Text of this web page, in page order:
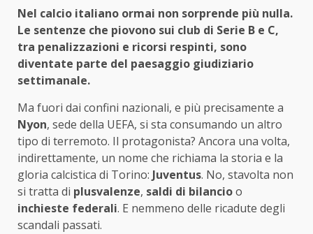
Nel calcio italiano ormai non sorprende più nulla.
Le sentenze che piovono sui club di Serie B e C,
tra penalizzazioni e ricorsi respinti, sono
diventate parte del paesaggio giudiziario
settimanale.
Ma fuori dai confini nazionali, e più precisamente a
Nyon, sede della UEFA, si sta consumando un altro
tipo di terremoto. Il protagonista? Ancora una volta,
indirettamente, un nome che richiama la storia e la
gloria calcistica di Torino: Juventus. No, stavolta non
si tratta di plusvalenze, saldi di bilancioo
inchieste federali. E nemmeno delle ricadute degli
scandali passati.